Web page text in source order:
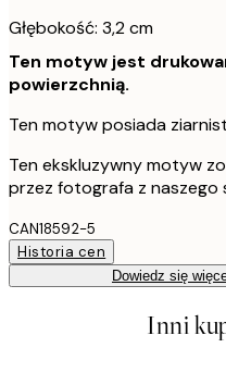
Głębokość: 3,2 cm
Ten motyw jest
powierzchnią.
Ten motyw posiada
Ten ekskluzywny motyw
przez fotografa z naszego
CAN18592-5
Historia cen
Dowiedz się
Inni